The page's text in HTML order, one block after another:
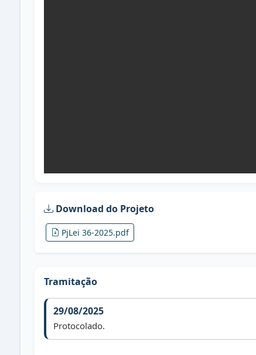
Download do Projeto
PjLei 36-2025.pdf
Tramitação
29/08/2025
Protocolado.